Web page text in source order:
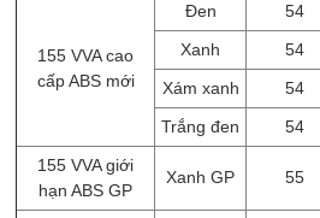
155 VVA cao
cấp ABS mới
Đen 54
Xanh
54
Xám xanh
54
Trắng đen
54
155 VVA giới
hạn ABS GP
Xanh GP 55